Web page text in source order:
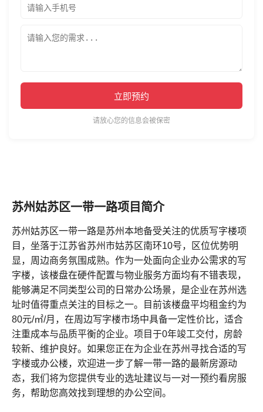
立即预约
请放心您的信息会被保密
苏州姑苏区一带一路项目简介
苏州姑苏区一带一路是苏州本地备受关注的优质写字楼项
目，坐落于江苏省苏州市姑苏区南环10号，区位优势明
显，周边商务氛围成熟。作为一处面向企业办公需求的写
字楼，该楼盘在硬件配置与物业服务方面均有不错表现，
能够满足不同类型公司的日常办公场景，是企业在苏州选
址时值得重点关注的目标之一。目前该楼盘平均租金约为
80元/㎡/月，在周边写字楼市场中具备一定性价比，适合
注重成本与品质平衡的企业。项目于0年竣工交付，房龄
较新、维护良好。如果您正在为企业在苏州寻找合适的写
字楼或办公楼，欢迎进一步了解一带一路的最新房源动
态，我们将为您提供专业的选址建议与一对一预约看房服
务，帮助您高效找到理想的办公空间。